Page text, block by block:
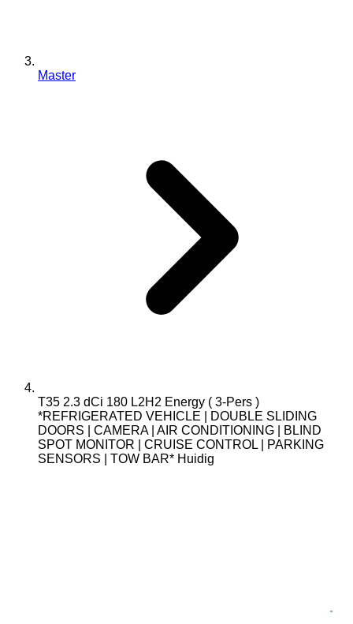
Master
T35 2.3 dCi 180 L2H2 Energy ( 3-Pers )
*REFRIGERATED VEHICLE | DOUBLE SLIDING
DOORS | CAMERA | AIR CONDITIONING | BLIND
SPOT MONITOR | CRUISE CONTROL | PARKING
SENSORS | TOW BAR* Huidig